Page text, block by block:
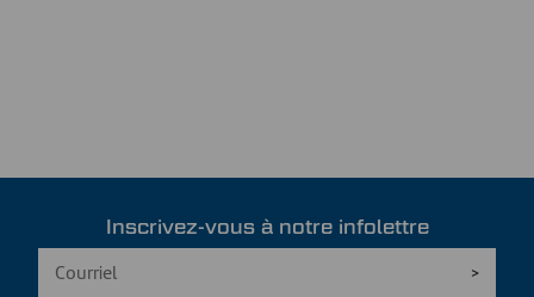
Inscrivez-vous à notre infolettre